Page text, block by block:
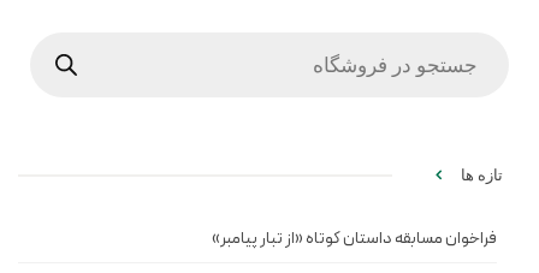
تازه ها
فراخوان مسابقه داستان کوتاه «از تبار پیامبر»